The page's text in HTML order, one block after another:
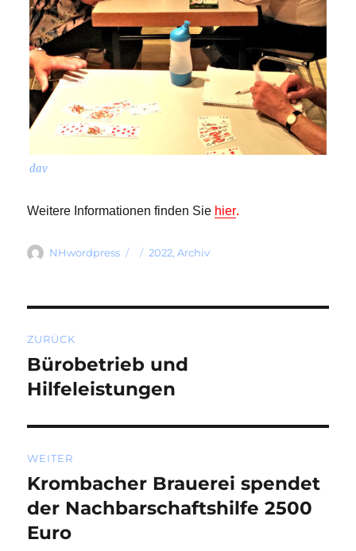
dav
Weitere Informationen finden Sie hier.
Autor
NHwordpress
Veröffentlicht
Kategorien
2022,Archiv
ZURÜCK
Vorheriger
Beitrag:
Bürobetrieb und
Hilfeleistungen
WEITER
Nächster
Beitrag:
Krombacher Brauerei spendet
der Nachbarschaftshilfe 2500
Euro